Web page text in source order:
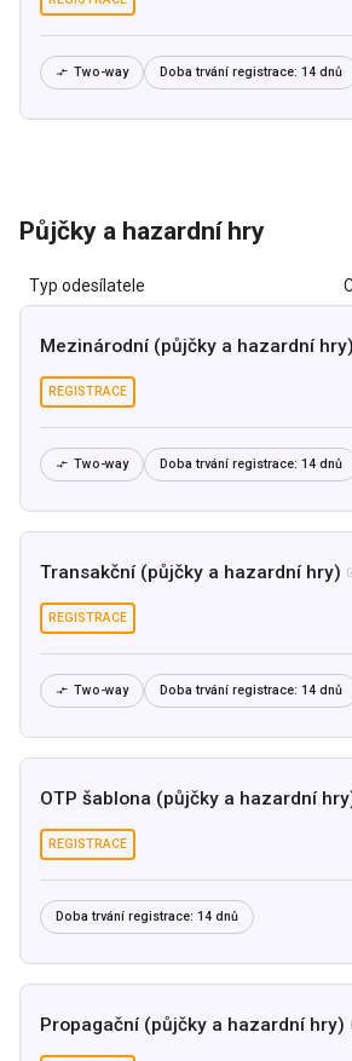
 Two-way Doba trvání registrace: 14 dnů
Půjčky a hazardní hry
Typ odesílatele
Mezinárodní (půjčky a hazardní hry)
REGISTRACE
 Two-way Doba trvání registrace: 14 dnů
Transakční (půjčky a hazardní hry)
REGISTRACE
 Two-way Doba trvání registrace: 14 dnů
OTP šablona (půjčky a hazardní
REGISTRACE
Doba trvání registrace: 14 dnů
Propagační (půjčky a hazardní hry)